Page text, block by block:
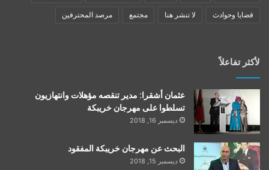
قضايا وحوادث لا تنشر هنا مجتمع مرصد المحترفين
لأكثر تفاعلاً
عثمان أشقرا: مدير تنقصه مؤهلات وانتهازيون
تسلطوا على مهرجان خريبكة
ديسمبر 16, 2018
البحث عن مهرجان خريبكة المفقود
ديسمبر 15, 2018